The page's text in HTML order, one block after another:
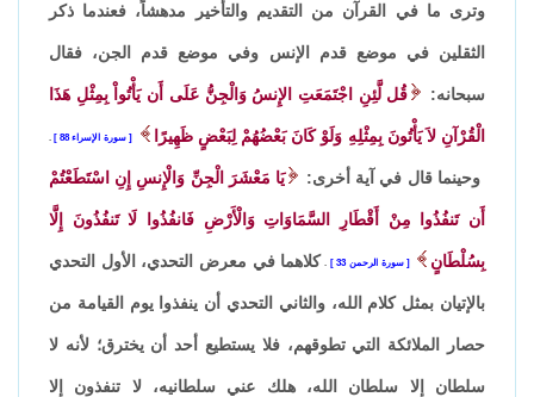
وترى ما في القرآن من التقديم والتأخير مدهشاً، فعندما ذكر
الثقلين في موضع قدم الإنس وفي موضع قدم الجن، فقال
سبحانه: قُل لَّئِنِ اجْتَمَعَتِ الإِنسُ وَالْجِنُّ عَلَى أَن يَأْتُواْ بِمِثْلِ هَذَا
الْقُرْآنِ لاَ يَأْتُونَ بِمِثْلِهِ وَلَوْ كَانَ بَعْضُهُمْ لِبَعْضٍ ظَهِيرًا سورة الإسراء 88
وحينما قال في آية أخرى: يَا مَعْشَرَ الْجِنِّ وَالْإِنسِ إِنِ اسْتَطَعْتُمْ
أَن تَنفُذُوا مِنْ أَقْطَارِ السَّمَاوَاتِ وَالْأَرْضِ فَانفُذُوا لَا تَنفُذُونَ إِلَّا
بِسُلْطَانٍ سورة الرحمن 33 كلاهما في معرض التحدي، الأول التحدي
بالإتيان بمثل كلام الله، والثاني التحدي أن ينفذوا يوم القيامة من
حصار الملائكة التي تطوقهم، فلا يستطيع أحد أن يخترق؛ لأنه لا
سلطان إلا سلطان الله، هلك عني سلطانيه، لا تنفذون إلا